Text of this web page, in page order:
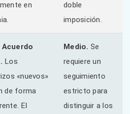
en
doble
imposición.
Acuerdo
Los
«nuevos»
de forma
El
Medio. Se
requiere un
seguimiento
estricto para
distinguir a los